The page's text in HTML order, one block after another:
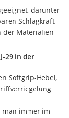
darunter
Schlagkraft
der Materialien
29 in der
Softgrip-Hebel,
man immer im